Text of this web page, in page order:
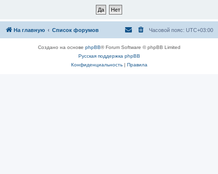
На главную Список форумов Часовой пояс: UTC+03:00
Создано на основе phpBB® Forum Software © phpBB Limited
Русская поддержка phpBB
Конфиденциальность| Правила